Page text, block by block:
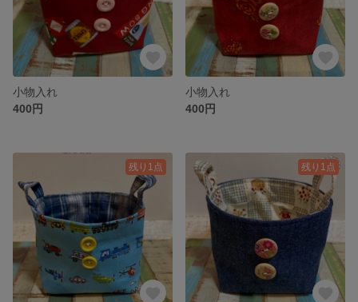
小物入れ
400円
小物入れ
400円
残り1点 残り1点